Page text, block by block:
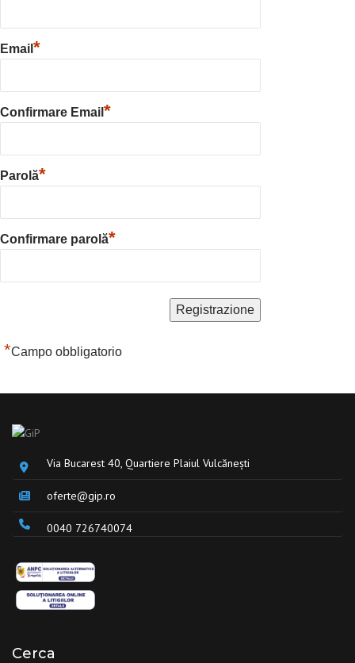
Email *
Confirmare Email *
Parolă*
Confirmare parolă*
*Campo obbligatorio
Via Bucarest 40, Quartiere Plaiul Vulcănești
oferte@gip.ro
0040 726740074
Cerca